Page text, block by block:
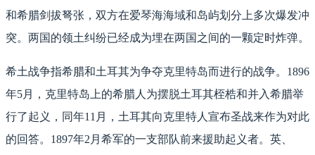
和希腊剑拔弩张，双方在爱琴海海域和岛屿划分上多次爆发冲
突。两国的领土纠纷已经成为埋在两国之间的一颗定时炸弹。
希土战争指希腊和土耳其为争夺克里特岛而进行的战争。1896
年5月，克里特岛上的希腊人为摆脱土耳其桎梏和并入希腊举
行了起义，同年11月，土耳其向克里特人宣布圣战来作为对此
的回答。1897年2月希军的一支部队前来援助起义者。英、